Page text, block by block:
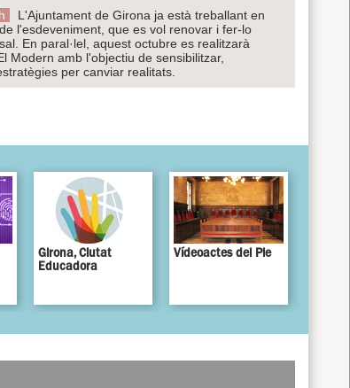
L'Ajuntament de Girona ja està treballant en
l'esdeveniment, que es vol renovar i fer-lo
En paral·lel, aquest octubre es realitzarà
Modern amb l'objectiu de sensibilitzar,
per canviar realitats.
Girona, Ciutat
Educadora
Vídeoactes del Ple